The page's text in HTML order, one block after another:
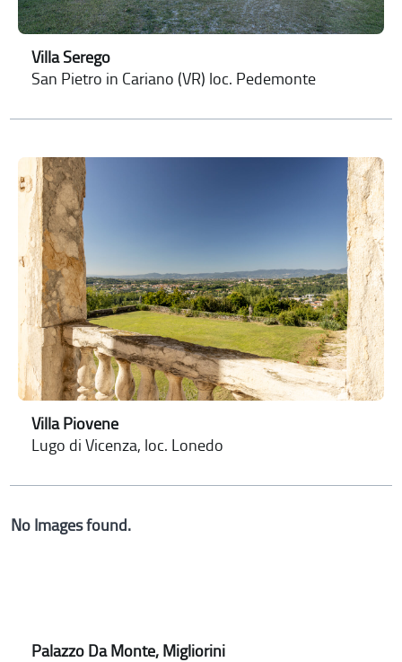
Villa Serego
San Pietro in Cariano (VR) loc. Pedemonte
Villa Piovene
Lugo di Vicenza, loc. Lonedo
No Images found.
Palazzo Da Monte, Migliorini